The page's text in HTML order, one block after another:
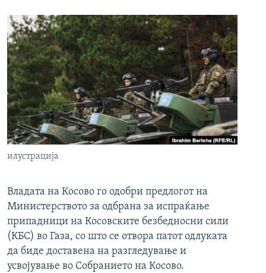
илустрација
Владата на Косово го одобри предлогот на
Министерството за одбрана за испраќање
припадници на Косовските безбедносни сили
(КБС) во Газа, со што се отвора патот одлуката
да биде доставена на разгледување и
усвојување во Собранието на Косово.